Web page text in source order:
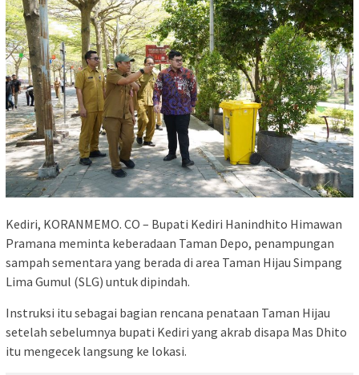
Kediri, KORANMEMO. CO – Bupati Kediri Hanindhito Himawan
Pramana meminta keberadaan Taman Depo, penampungan
sampah sementara yang berada di area Taman Hijau Simpang
Lima Gumul (SLG) untuk dipindah.
Instruksi itu sebagai bagian rencana penataan Taman Hijau
setelah sebelumnya bupati Kediri yang akrab disapa Mas Dhito
itu mengecek langsung ke lokasi.